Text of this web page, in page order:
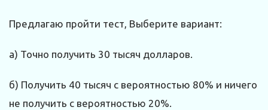
Предлагаю пройти тест, Выберите вариант:
а) Точно получить 30 тысяч долларов.
б) Получить 40 тысяч с вероятностью 80% и ничего
не получить с вероятностью 20%.